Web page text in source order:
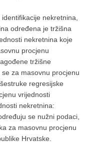
nekretnina,
određena je tržišna
nekretnina koje
procjenu
tržišne
za masovnu procjenu
regresijske
vrijednosti
nekretnina:
se nužni podaci,
za masovnu procjenu
Hrvatske.